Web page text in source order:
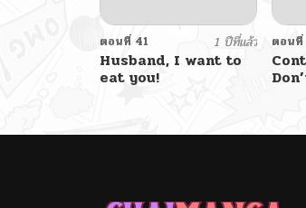
ตอนที่ 41 1 ปีที่แล้ว
Husband, I want to
eat you!
ตอนที่